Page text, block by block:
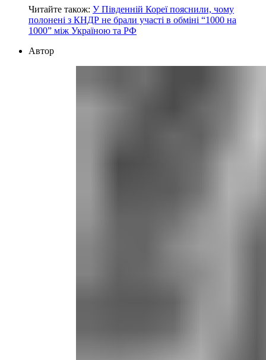
Читайте також: У Південній Кореї пояснили, чому
полонені з КНДР не брали участі в обміні “1000 на
1000” між Україною та РФ
Автор